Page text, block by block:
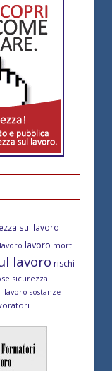
sul lavoro
lavoro morti
lavoro rischi
sicurezza
lavoro sostanze